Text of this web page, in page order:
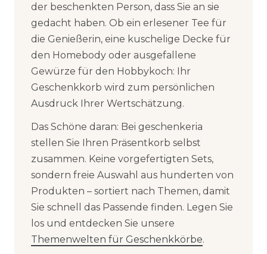
der beschenkten Person, dass Sie an sie
gedacht haben. Ob ein erlesener Tee für
die Genießerin, eine kuschelige Decke für
den Homebody oder ausgefallene
Gewürze für den Hobbykoch: Ihr
Geschenkkorb wird zum persönlichen
Ausdruck Ihrer Wertschätzung.
Das Schöne daran: Bei geschenkeria
stellen Sie Ihren Präsentkorb selbst
zusammen. Keine vorgefertigten Sets,
sondern freie Auswahl aus hunderten von
Produkten – sortiert nach Themen, damit
Sie schnell das Passende finden. Legen Sie
los und entdecken Sie unsere
Themenwelten für Geschenkkörbe.